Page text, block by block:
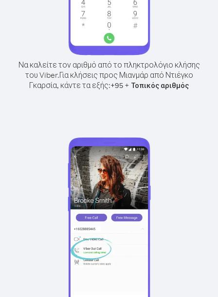
Να καλείτε τον αριθμό από το πληκτρολόγιο κλήσης
του Viber.Για κλήσεις προς Μιανμάρ από Ντιέγκο
Γκαρσία, κάντε τα εξής:+95 + Τοπικός αριθμός